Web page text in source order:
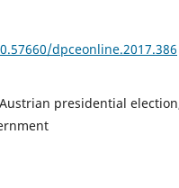
dpceonline.2017.386
presidential